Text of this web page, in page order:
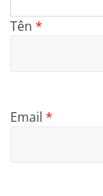
Tên*
Email*